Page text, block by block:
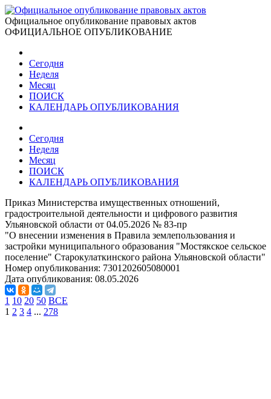
Официальное опубликование правовых актов
ОФИЦИАЛЬНОЕ ОПУБЛИКОВАНИЕ
Сегодня
Неделя
Месяц
ПОИСК
КАЛЕНДАРЬ ОПУБЛИКОВАНИЯ
Сегодня
Неделя
Месяц
ПОИСК
КАЛЕНДАРЬ ОПУБЛИКОВАНИЯ
Приказ Министерства имущественных отношений,
градостроительной деятельности и цифрового развития
Ульяновской области от 04.05.2026 № 83-пр
"О внесении изменения в Правила землепользования и
застройки муниципального образования "Мостякское сельское
поселение" Старокулаткинского района Ульяновской области"
Номер опубликования: 7301202605080001
Дата опубликования: 08.05.2026
1 10 20 50 ВСЕ
1 2 3 4 ... 278